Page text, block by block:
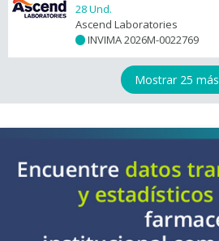
28 Und.
Ascend Laboratories
INVIMA 2026M-0022769
Mostrar 25 más